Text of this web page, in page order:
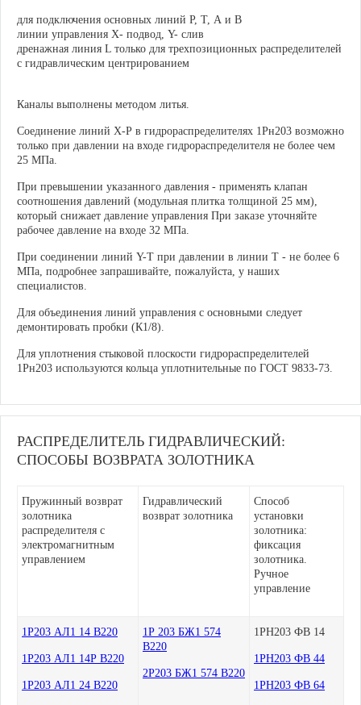
для подключения основных линий Р, Т, А и В
линии управления Х- подвод, Y- слив
дренажная линия L только для трехпозиционных распределителей
с гидравлическим центрированием
Каналы выполнены методом литья.
Соединение линий Х-Р в гидрораспределителях 1Рн203 возможно
только при давлении на входе гидрораспределителя не более чем
25 МПа.
При превышении указанного давления - применять клапан
соотношения давлений (модульная плитка толщиной 25 мм),
который снижает давление управления При заказе уточняйте
рабочее давление на входе 32 МПа.
При соединении линий Y-T при давлении в линии Т - не более 6
МПа, подробнее запрашивайте, пожалуйста, у наших
специалистов.
Для объединения линий управления с основными следует
демонтировать пробки (К1/8).
Для уплотнения стыковой плоскости гидрораспределителей
1Рн203 используются кольца уплотнительные по ГОСТ 9833-73.
РАСПРЕДЕЛИТЕЛЬ ГИДРАВЛИЧЕСКИЙ:
СПОСОБЫ ВОЗВРАТА ЗОЛОТНИКА
Пружинный возврат
золотника
распределителя с
электромагнитным
управлением
Гидравлический
возврат золотника
Способ
установки
золотника:
фиксация
золотника.
Ручное
управление
1Р203 АЛ1 14 В220
1Р203 АЛ1 14Р В220
1Р203 АЛ1 24 В220
1Р 203 БЖ1 574
В220
2Р203 БЖ1 574 В220
1РН203 ФВ 14
1РН203 ФВ 44
1РН203 ФВ 64